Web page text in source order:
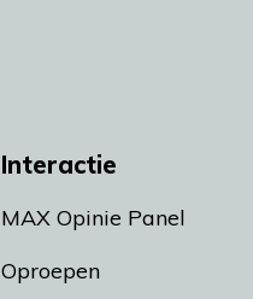
Interactie
MAX Opinie Panel
Oproepen